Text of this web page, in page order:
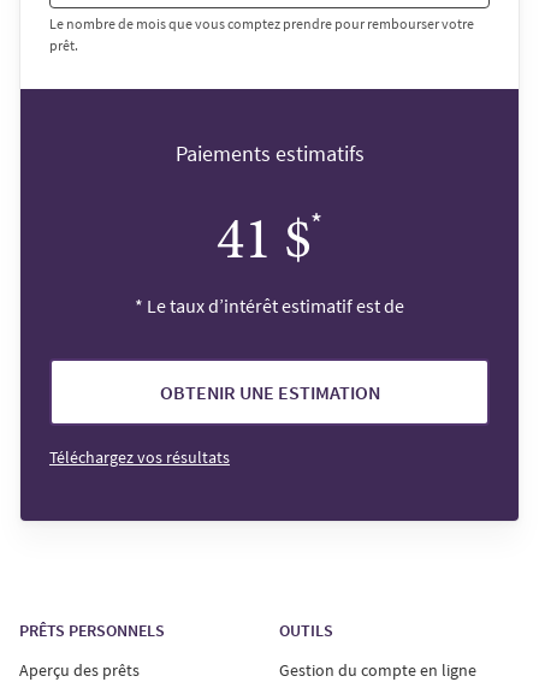
Le nombre de mois que vous comptez prendre pour rembourser votre
prêt.
Paiements estimatifs
41 $*
* Le taux d’intérêt estimatif est de
OBTENIR UNE ESTIMATION
Téléchargez vos résultats
PRÊTS PERSONNELS
Aperçu des prêts
OUTILS
Gestion du compte en ligne